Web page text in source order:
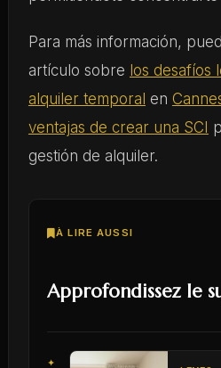
Para más información,
artículo sobre los desafíos
alquiler temporal en
ventajas de crear una SCI
gestión de alquiler.
À LIRE AUSSI
Approfondissez le